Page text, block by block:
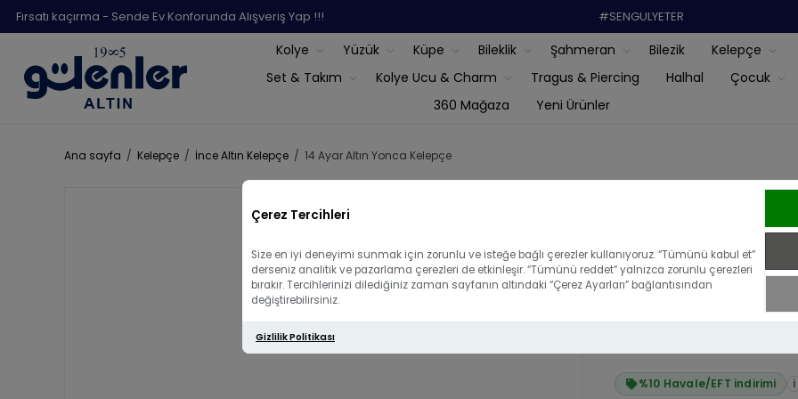
Çerez Tercihleri
Size en iyi deneyimi sunmak için zorunlu ve isteğe bağlı çerezler kullanıyoruz. “Tümünü kabul et”
derseniz analitik ve pazarlama çerezleri de etkinleşir. “Tümünü reddet” yalnızca zorunlu çerezleri
bırakır. Tercihlerinizi dilediğiniz zaman sayfanın altındaki “Çerez Ayarları” bağlantısından
değiştirebilirsiniz.
Gizlilik Politikası
Fırsatı kaçırma - Sende Ev Konforunda Alışveriş Yap !!! #SENGULYETER
Kolye Yüzük Küpe Bileklik Şahmeran Bilezik
Kelepçe
Set & Takım
Kolye Ucu & Charm Tragus & Piercing Halhal
Çocuk
360 Mağaza
Yeni Ürünler
Ana sayfa / Kelepçe / İnce Altın Kelepçe / 14 Ayar Altın Yonca Kelepçe
14 Ayar
| Bu ürünü ilk
%10 Havale/EFT indirimi i